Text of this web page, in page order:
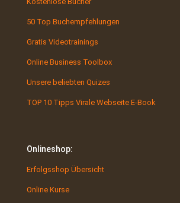
50 Top Buchempfehlungen
Gratis Videotrainings
Online Business Toolbox
Unsere beliebten Quizes
TOP 10 Tipps Virale Webseite E-Book
Onlineshop:
Erfolgsshop Übersicht
Online Kurse